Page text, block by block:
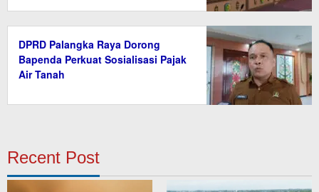
DPRD Palangka Raya Dorong
Bapenda Perkuat Sosialisasi Pajak
Air Tanah
Recent Post